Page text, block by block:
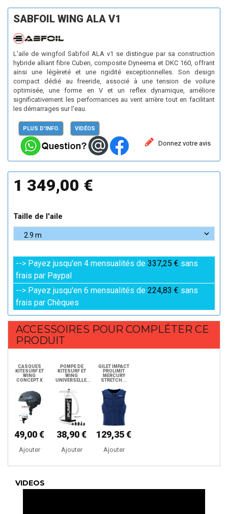
SABFOIL WING ALA V1
L'aile de wingfoil Sabfoil ALA v1 se distingue par sa construction
hybride alliant fibre Cuben, composite Dyneema et DKC 160, offrant
ainsi une légèreté et une rigidité exceptionnelles. Son design
compact dédié au freeride, associé à une tension de voilure
optimisée, une forme en V et un reflex dynamique, améliore
significativement les performances au vent arrière tout en facilitant
les démarrages sur l'eau.
PLUS D'INFO. VIDÉOS
Donnez votre avis
1 349,00 €
Taille de l'aile
--> Payez jusqu'en 4 mensualités de 337,25 € sans
frais par Paypal
--> Payez jusqu'en 6 mensualités de 224,83 € sans
frais par Chèques
ACCESSOIRES POUR COMPLÉTER CE
PRODUIT
CASQUES
KITESURF ET
WING
CONCEPT X
49,00 €
Ajouter
POMPE DE
KITESURF ET
WING
UNIVERSELLE...
38,90 €
Ajouter
GILET IMPACT
PROLIMIT
MERCURY
STRETCH...
129,35 €
Ajouter
VIDEOS